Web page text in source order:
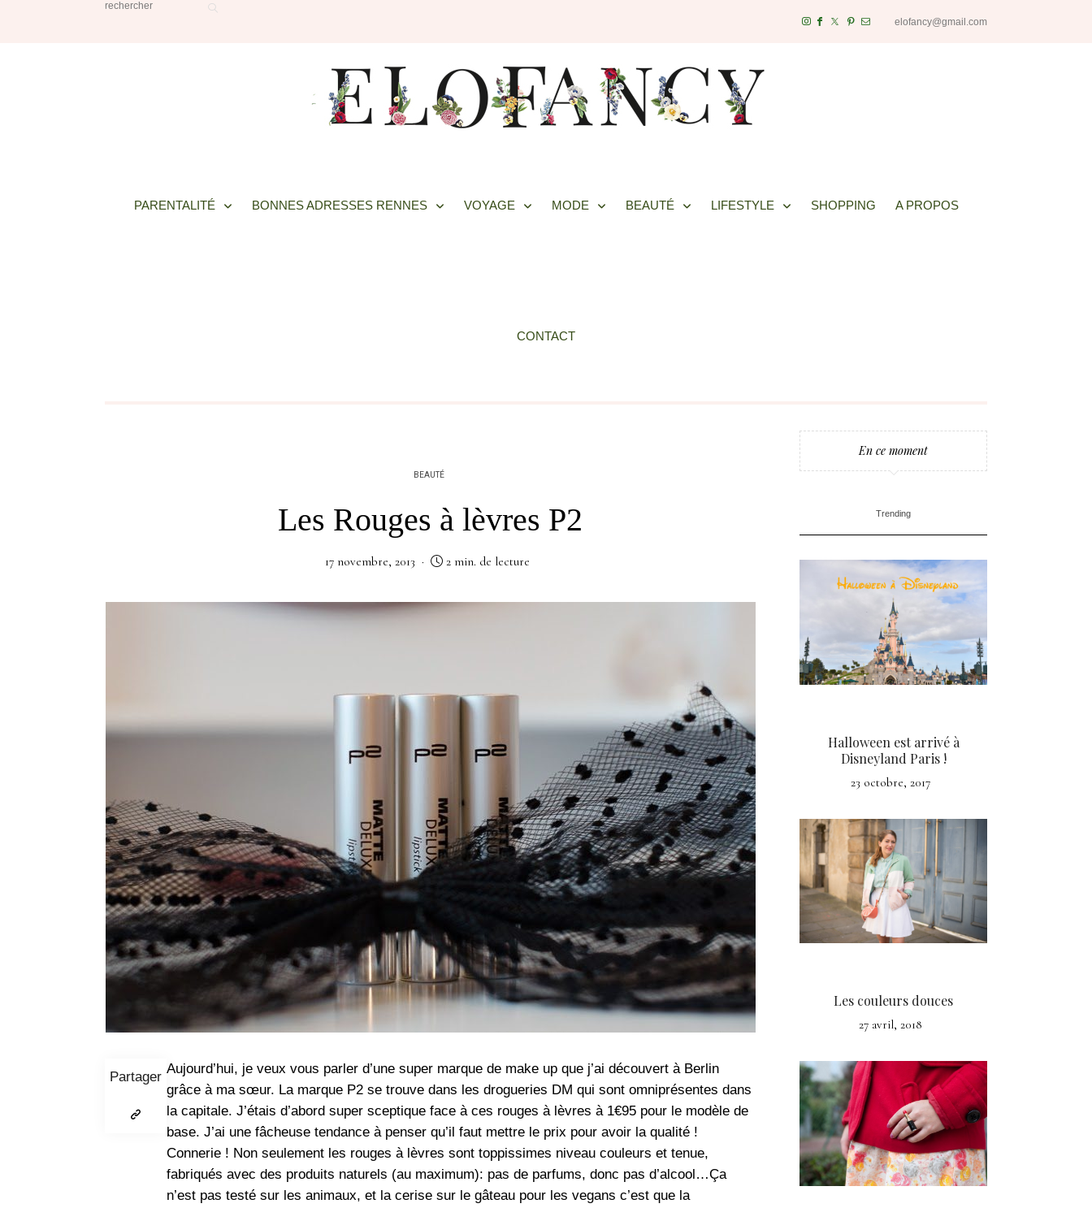
elofancy@gmail.com
PARENTALITÉ BONNES ADRESSES RENNES VOYAGE MODE BEAUTÉ LIFESTYLE SHOPPING A PROPOS
CONTACT
BEAUTÉ
Les Rouges à lèvres P2
17 novembre, 2013 2 min. de lecture
Partager
Aujourd’hui, je veux vous parler d’une super marque de make up que j’ai découvert à Berlin
grâce à ma sœur. La marque P2 se trouve dans les drogueries DM qui sont omniprésentes dans
la capitale. J’étais d’abord super sceptique face à ces rouges à lèvres à 1€95 pour le modèle de
base. J’ai une fâcheuse tendance à penser qu’il faut mettre le prix pour avoir la qualité !
Connerie ! Non seulement les rouges à lèvres sont toppissimes niveau couleurs et tenue,
fabriqués avec des produits naturels (au maximum): pas de parfums, donc pas d’alcool…Ça
n’est pas testé sur les animaux, et la cerise sur le gâteau pour les vegans c’est que la
En ce moment
Trending
Halloween est arrivé à
Disneyland Paris !
23 octobre, 2017
Les couleurs douces
27 avril, 2018